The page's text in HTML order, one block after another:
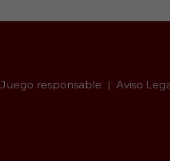
Juego responsable Aviso